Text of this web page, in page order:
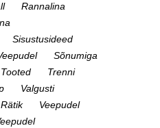
Rannalina
Sisustusideed
Sõnumiga
Trenni
Valgusti
Veepudel